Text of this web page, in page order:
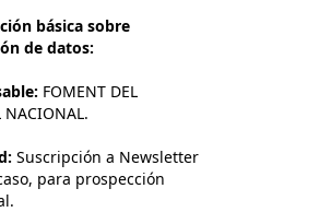
básica sobre
de datos:
FOMENT DEL
NACIONAL.
Suscripción a Newsletter
para prospección